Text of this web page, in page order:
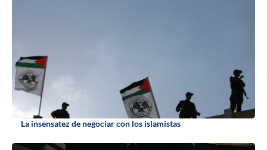
La insensatez de negociar con los islamistas